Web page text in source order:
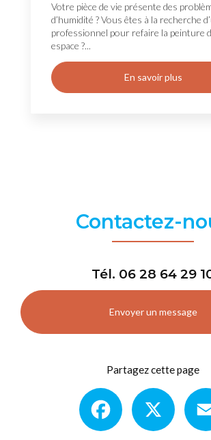
Votre pièce de vie présente des
d’humidité ? Vous êtes à la recherche
professionnel pour refaire la peinture
espace ?...
En savoir plus
Contactez-
Tél. 06 28 64 29
Envoyer un message
Partagez cette page
Facebook